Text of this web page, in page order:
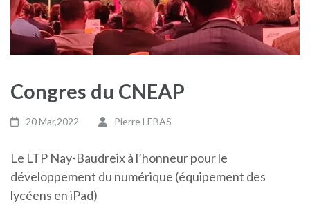
Congres du CNEAP
20 Mar,2022 Pierre LEBAS
Le LTP Nay-Baudreix à l’honneur pour le
développement du numérique (équipement des
lycéens en iPad)